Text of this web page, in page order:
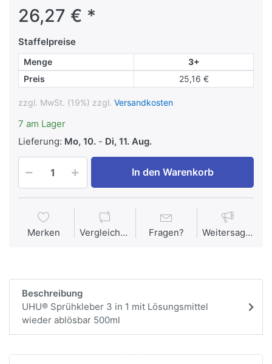
26,27 € *
Staffelpreise
Menge
3+
Preis
25,16 €
zzgl. MwSt. (19%) zzgl. Versandkosten
7 am Lager
Lieferung: Mo, 10. - Di, 11. Aug.
In den Warenkorb
Merken Vergleichen Fragen? Weitersagen
Beschreibung
UHU® Sprühkleber 3 in 1 mit Lösungsmittel
wieder ablösbar 500ml